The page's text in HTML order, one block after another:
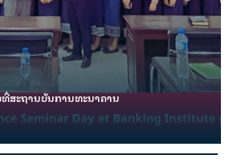
ທີ່ສະຖານບັນການທະນາຄານ